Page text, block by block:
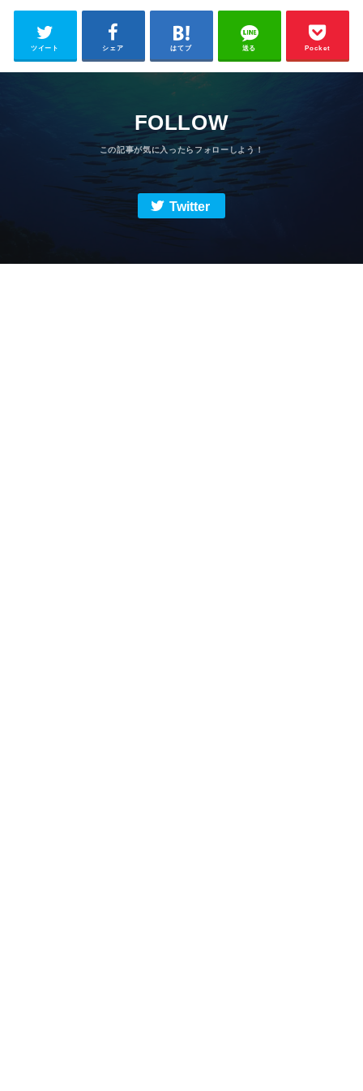
ツイート シェア はてブ 送る Pocket
FOLLOW
Twitter